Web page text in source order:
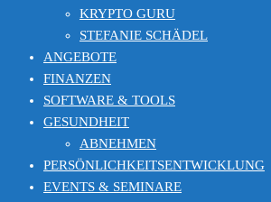
KRYPTO GURU
STEFANIE SCHÄDEL
ANGEBOTE
FINANZEN
SOFTWARE & TOOLS
GESUNDHEIT
ABNEHMEN
PERSÖNLICHKEITSENTWICKLUNG
EVENTS & SEMINARE